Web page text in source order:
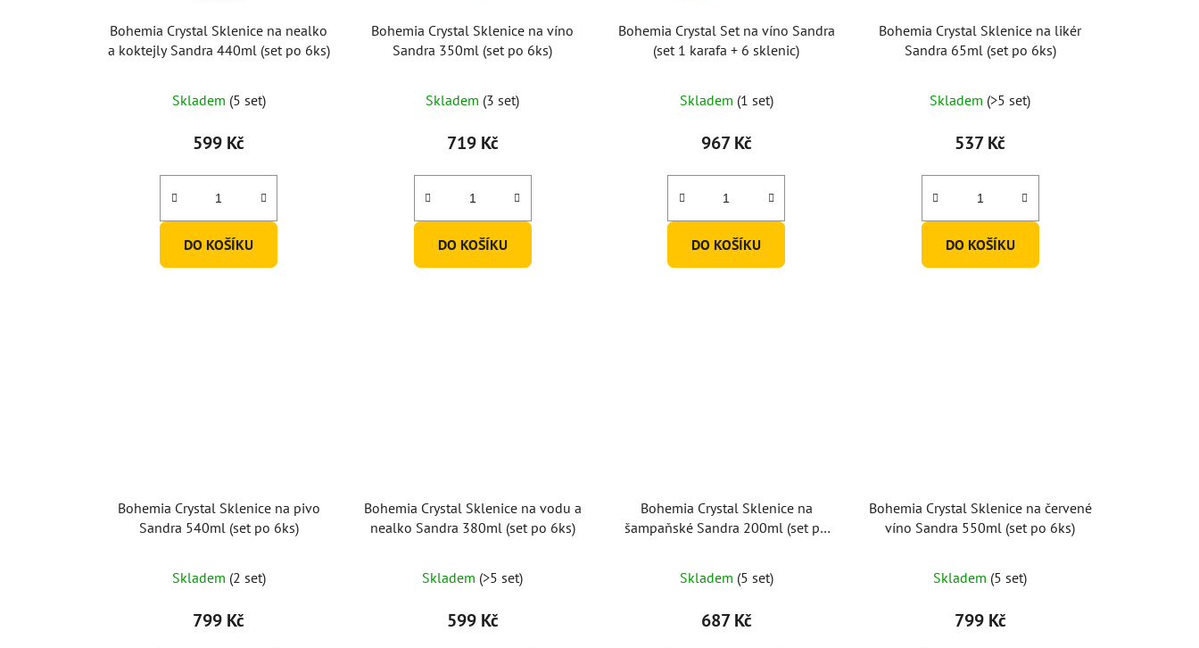
Bohemia Crystal Sklenice na nealko
a koktejly Sandra 440ml (set po 6ks)
Skladem (5 set)
599 Kč
DO KOŠÍKU
Bohemia Crystal Sklenice na víno
Sandra 350ml (set po 6ks)
Skladem (3 set)
719 Kč
DO KOŠÍKU
Bohemia Crystal Set na víno Sandra
(set 1 karafa + 6 sklenic)
hodnocení
produktu
5,0
z
hvězdiček.
Skladem (1 set)
967 Kč
DO KOŠÍKU
Bohemia Crystal Sklenice na likér
Sandra 65ml (set po 6ks)
Skladem (>5 set)
537 Kč
DO KOŠÍKU
Bohemia Crystal Sklenice na pivo
Sandra 540ml (set po 6ks)
Skladem (2 set)
799 Kč
Bohemia Crystal Sklenice na vodu a
nealko Sandra 380ml (set po 6ks)
Skladem (>5 set)
599 Kč
Bohemia Crystal Sklenice na
šampaňské Sandra 200ml (set po
Skladem (5 set)
687 Kč
Bohemia Crystal Sklenice na červené
víno Sandra 550ml (set po 6ks)
Skladem (5 set)
799 Kč